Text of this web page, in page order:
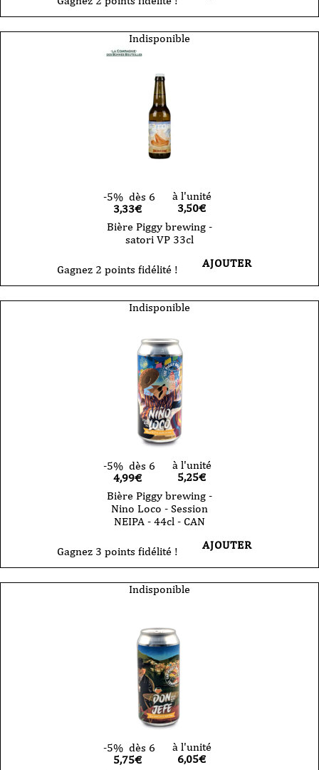
Indisponible
-5% dès 6
3,33€
à l'unité
3,50€
Bière Piggy brewing -
satori VP 33cl
Gagnez 2 points fidélité ! AJOUTER
Indisponible
-5% dès 6
4,99€
à l'unité
5,25€
Bière Piggy brewing -
Nino Loco - Session
NEIPA - 44cl - CAN
Gagnez 3 points fidélité ! AJOUTER
Indisponible
-5% dès 6
5,75€
à l'unité
6,05€